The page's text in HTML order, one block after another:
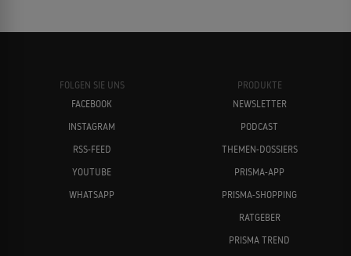
FOLGEN SIE UNS
FACEBOOK
INSTAGRAM
RSS-FEED
YOUTUBE
WHATSAPP
PRODUKTE
NEWSLETTER
PODCAST
THEMEN-DOSSIERS
PRISMA-APP
PRISMA-SHOPPING
RATGEBER
PRISMA TREND